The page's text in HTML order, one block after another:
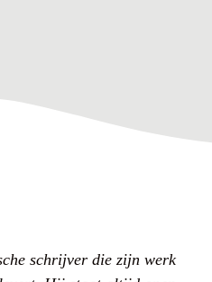
schrijver die zijn werk